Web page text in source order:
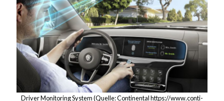
Driver Monitoring System (Quelle: Continental https://www.conti-